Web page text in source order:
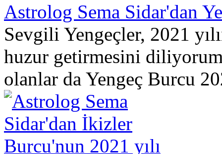
Astrolog Sema Sidar'dan
Sevgili Yengeçler, 2021
huzur getirmesini
olanlar da Yengeç Burcu